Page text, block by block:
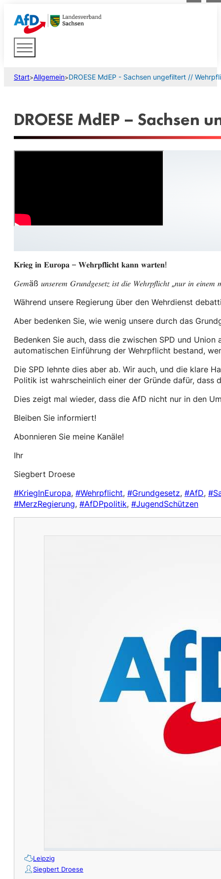
Start>Allgemein>DROESE MdEP - Sachsen ungefiltert //
DROESE MdEP –
𝐊𝐫𝐢𝐞𝐠 𝐢𝐧 𝐄𝐮𝐫𝐨𝐩𝐚 – 𝐖𝐞𝐡𝐫𝐩𝐟𝐥𝐢𝐜𝐡𝐭 𝐤𝐚𝐧𝐧 𝐰𝐚𝐫𝐭𝐞𝐧!
𝐺𝑒𝑚äß 𝑢𝑛𝑠𝑒𝑟𝑒𝑚 𝐺𝑟𝑢𝑛𝑑𝑔𝑒𝑠𝑒𝑡𝑧 𝑖𝑠𝑡 𝑑𝑖𝑒 𝑊𝑒ℎ𝑟𝑝𝑓𝑙𝑖𝑐ℎ𝑡 „𝑛𝑢𝑟 𝑖𝑛 𝑒𝑖𝑛𝑒𝑚
Während unsere Regierung über den Wehrdienst
Aber bedenken Sie, wie wenig unsere durch das
Bedenken Sie auch, dass die zwischen SPD und
automatischen Einführung der Wehrpflicht bestand,
Die SPD lehnte dies aber ab. Wir auch, und die klare
Politik ist wahrscheinlich einer der Gründe dafür, dass
Dies zeigt mal wieder, dass die AfD nicht nur in den
Bleiben Sie informiert!
Abonnieren Sie meine Kanäle!
Ihr
Siegbert Droese
#KriegInEuropa, #Wehrpflicht, #Grundgesetz, #AfD,
#MerzRegierung, #AfDPpolitik, #JugendSchützen
Leipzig
Siegbert Droese